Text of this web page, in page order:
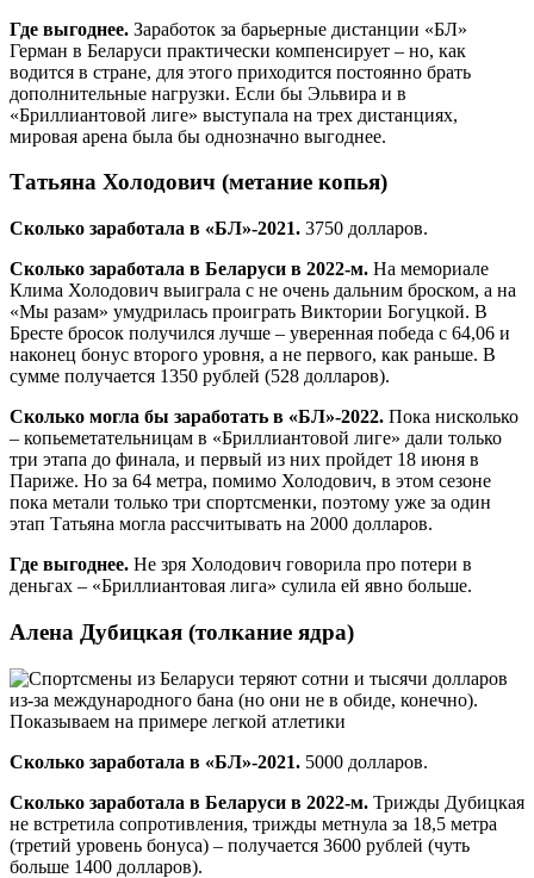
Где выгоднее. Заработок за барьерные дистанции «БЛ»
Герман в Беларуси практически компенсирует – но, как
водится в стране, для этого приходится постоянно брать
дополнительные нагрузки. Если бы Эльвира и в
«Бриллиантовой лиге» выступала на трех дистанциях,
мировая арена была бы однозначно выгоднее.
Татьяна Холодович (метание копья)
Сколько заработала в «БЛ»-2021. 3750 долларов.
Сколько заработала в Беларуси в 2022-м. На мемориале
Клима Холодович выиграла с не очень дальним броском, а на
«Мы разам» умудрилась проиграть Виктории Богуцкой. В
Бресте бросок получился лучше – уверенная победа с 64,06 и
наконец бонус второго уровня, а не первого, как раньше. В
сумме получается 1350 рублей (528 долларов).
Сколько могла бы заработать в «БЛ»-2022. Пока нисколько
– копьеметательницам в «Бриллиантовой лиге» дали только
три этапа до финала, и первый из них пройдет 18 июня в
Париже. Но за 64 метра, помимо Холодович, в этом сезоне
пока метали только три спортсменки, поэтому уже за один
этап Татьяна могла рассчитывать на 2000 долларов.
Где выгоднее. Не зря Холодович говорила про потери в
деньгах – «Бриллиантовая лига» сулила ей явно больше.
Алена Дубицкая (толкание ядра)
Сколько заработала в «БЛ»-2021. 5000 долларов.
Сколько заработала в Беларуси в 2022-м. Трижды Дубицкая
не встретила сопротивления, трижды метнула за 18,5 метра
(третий уровень бонуса) – получается 3600 рублей (чуть
больше 1400 долларов).